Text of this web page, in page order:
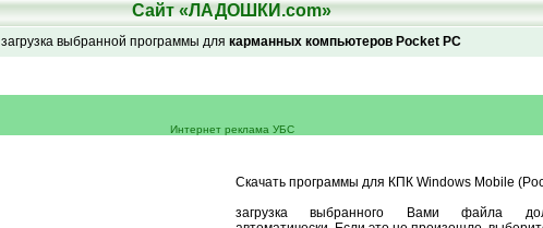
Сайт «ЛАДОШКИ.com»
загрузка выбранной программы для карманных компьютеров Pocket PC
Интернет реклама УБС
Скачать программы для КПК Windows Mobile
загрузка выбранного Вами файла